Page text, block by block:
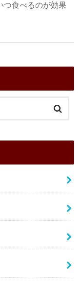
つ食べるのが効果